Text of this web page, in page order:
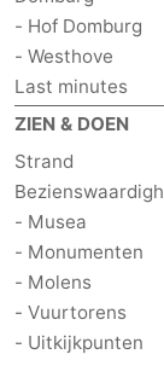
- Hof Domburg
- Westhove
Last minutes
ZIEN & DOEN
Strand
- Musea
- Monumenten
- Molens
- Vuurtorens
- Uitkijkpunten